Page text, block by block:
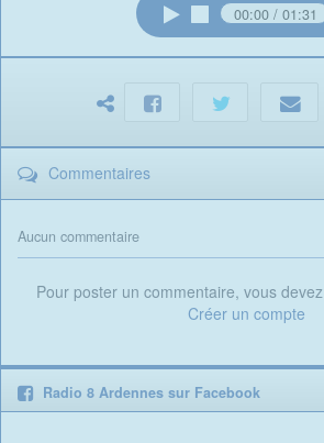
00:00 01:31
Commentaires
Aucun commentaire
Pour poster un commentaire, vous devez
Créer un compte
Radio 8 Ardennes sur Facebook